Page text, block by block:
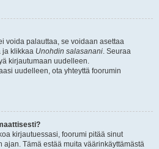
voida palauttaa, se voidaan asettaa
ja klikkaa Unohdin salasanani. Seuraa
kirjautumaan uudelleen.
uudelleen, ota yhteyttä foorumin
kirjautuessasi, foorumi pitää sinut
Tämä estää muita väärinkäyttämästä